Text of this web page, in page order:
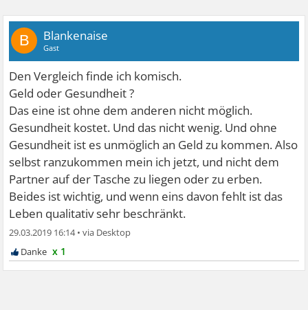
B Blankenaise
Gast
Den Vergleich finde ich komisch.
Geld oder Gesundheit ?
Das eine ist ohne dem anderen nicht möglich.
Gesundheit kostet. Und das nicht wenig. Und ohne
Gesundheit ist es unmöglich an Geld zu kommen. Also
selbst ranzukommen mein ich jetzt, und nicht dem
Partner auf der Tasche zu liegen oder zu erben.
Beides ist wichtig, und wenn eins davon fehlt ist das
Leben qualitativ sehr beschränkt.
29.03.2019 16:14•
x 1